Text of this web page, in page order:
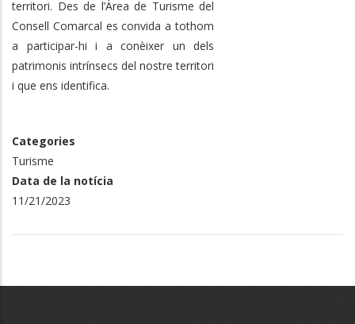
territori. Des de l’Àrea de Turisme del
Consell Comarcal es convida a tothom
a participar-hi i a conèixer un dels
patrimonis intrínsecs del nostre territori
i que ens identifica.
Categories
Turisme
Data de la notícia
11/21/2023